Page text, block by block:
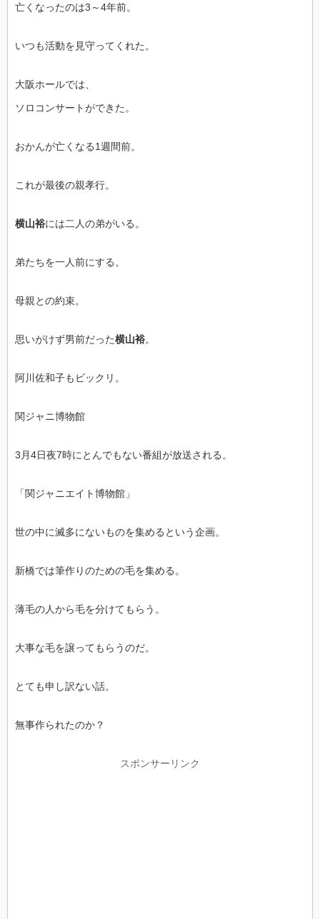
亡くなったのは3～4年前。
いつも活動を見守ってくれた。
大阪ホールでは、
ソロコンサートができた。
おかんが亡くなる1週間前。
これが最後の親孝行。
横山裕には二人の弟がいる。
弟たちを一人前にする。
母親との約束。
思いがけず男前だった横山裕。
阿川佐和子もビックリ。
関ジャニ博物館
3月4日夜7時にとんでもない番組が放送される。
「関ジャニエイト博物館」
世の中に滅多にないものを集めるという企画。
新橋では筆作りのための毛を集める。
薄毛の人から毛を分けてもらう。
大事な毛を譲ってもらうのだ。
とても申し訳ない話。
無事作られたのか？
スポンサーリンク